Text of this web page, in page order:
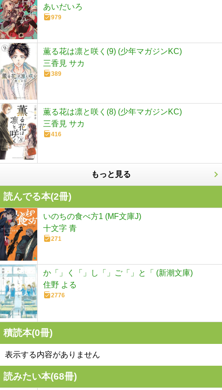
あいだいろ
979
薫る花は凛と咲く(9) (少年マガジンKC)
三香見 サカ
389
薫る花は凛と咲く(8) (少年マガジンKC)
三香見 サカ
416
もっと見る
読んでる本(2冊)
いのちの食べ方1 (MF文庫J)
十文字 青
271
か「」く「」し「」ご「」と「 (新潮文庫)
住野 よる
2776
積読本(0冊)
表示する内容がありません
読みたい本(68冊)